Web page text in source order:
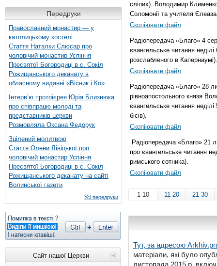
Передруки
Православний монастир — у
католицькому костелі
Стаття Наталки Слюсар про
чоловічий монастир Успіння
Пресвятої Богородиці в с. Сокіл
Рожищанського деканату в
обласному виданні «Вісник і Ко»
Інтерв’ю протоієрея Юрія Близнюка
про співпрацю молоді та
представників церкви
Розмовляла Оксана Федорук
Зцілений молитвою
Стаття Олени Лівіцької про
чоловічий монастир Успіння
Пресвятої Богородиці в с. Сокіл
Рожищанського деканату на сайті
Волинської газети
Усі передруки
Сайт нашої Церкви
сліпих). Володимир
Соломонії та учителя
Скопіювати файл
Радіопередача «Благо» 4
євангельське читання неділі
розслабленого в Капернаумі).
Скопіювати файл
Радіопередача «Благо» 28
рівноапостольного князя
євангельське читання неділі
бісів).
Скопіювати файл
Радіопередача «Благо» 21
про євангельське читання
римського сотника).
Скопіювати файл
1-10 11-20 21-30
Тут, за адресою
матеріали, які було
листопада 2015 р.